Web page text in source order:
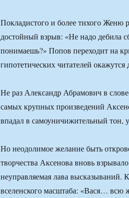
Покладистого и более тихого Женю
достойный взрыв: «Не надо дебила
понимаешь?» Попов переходит на
гипотетических читателей
Не раз Александр Абрамович в
самых крупных произведений
впадал в самоуничижительный тон,
Но неодолимое желание быть
творчества Аксенова вновь
неуправляемая лава высказываний.
вселенского масштаба: «Вася… всю